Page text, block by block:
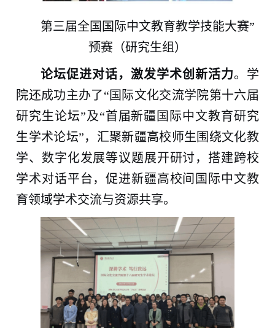
第三届全国国际中文教育教学技能大赛”
预赛（研究生组）
论坛促进对话，激发学术创新活力。学
院还成功主办了“国际文化交流学院第十六届
研究生论坛”及“首届新疆国际中文教育研究
生学术论坛”，汇聚新疆高校师生围绕文化教
学、数字化发展等议题展开研讨，搭建跨校
学术对话平台，促进新疆高校间国际中文教
育领域学术交流与资源共享。